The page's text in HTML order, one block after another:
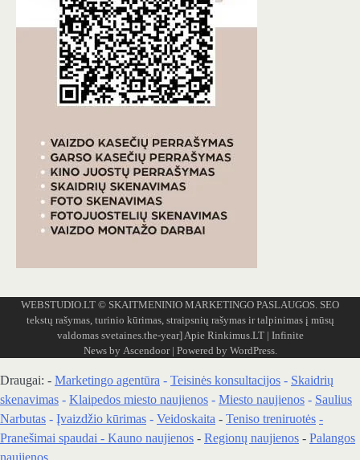
WEBSTUDIO.LT © SKAITMENINIO MARKETINGO PASLAUGOS. SEO
tekstų rašymas, turinio kūrimas, straipsnių rašymas ir talpinimas į mūsų
valdomas svetaines.the-year]Apie Rinkimus.LT| Infinite
News by Ascendoor| Powered by WordPress.
Draugai: - Marketingo agentūra - Teisinės konsultacijos - Skaidrių
skenavimas - Klaipedos miesto naujienos - Miesto naujienos - Saulius
Narbutas - Įvaizdžio kūrimas - Veidoskaita - Teniso treniruotės -
Pranešimai spaudai - Kauno naujienos - Regionų naujienos - Palangos